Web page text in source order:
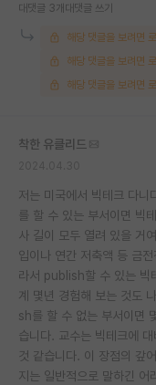
대댓글 3개 대댓글 쓰기
해당 댓글을 보려면
해당 댓글을 보려면
해당 댓글을 보려면
착한 유클리드
저는 미국에서 빅테크 다
를 할 수 있는 부서이면 빅
사 길이 모두 열려 있을 거
입이나 연간 저축액 등 금
라서 publish할 수 있는 빅
계 몇년 경험해 보는 것도
sh를 할 수 없는 부서이면
습니다. 교수는 빅테크에
것 같습니다. 이 장점의 갚
지는 일반적으로 말하긴